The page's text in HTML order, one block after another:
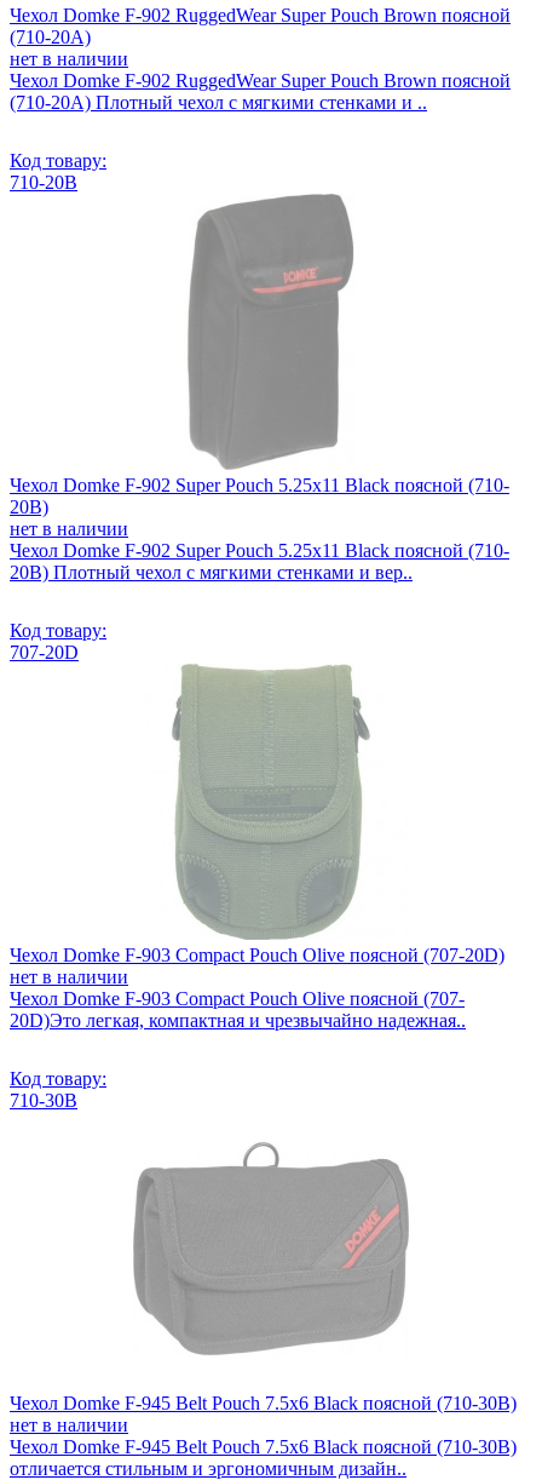
Чехол Domke F-902 RuggedWear Super Pouch Brown поясной
(710-20A)
нет в наличии
Чехол Domke F-902 RuggedWear Super Pouch Brown поясной
(710-20A) Плотный чехол с мягкими стенками и ..
Код товару:
710-20B
Чехол Domke F-902 Super Pouch 5.25x11 Black поясной (710-
20B)
нет в наличии
Чехол Domke F-902 Super Pouch 5.25x11 Black поясной (710-
20B) Плотный чехол с мягкими стенками и вер..
Код товару:
707-20D
Чехол Domke F-903 Compact Pouch Olive поясной (707-20D)
нет в наличии
Чехол Domke F-903 Compact Pouch Olive поясной (707-
20D)Это легкая, компактная и чрезвычайно надежная..
Код товару:
710-30B
Чехол Domke F-945 Belt Pouch 7.5x6 Black поясной (710-30B)
нет в наличии
Чехол Domke F-945 Belt Pouch 7.5x6 Black поясной (710-30B)
отличается стильным и эргономичным дизайн..